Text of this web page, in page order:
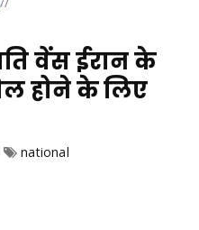
वेंस ईरान के
होने के लिए
national